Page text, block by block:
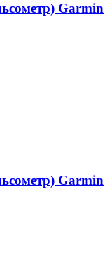
Garmin
Garmin